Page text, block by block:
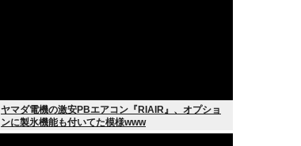
ヤマダ電機の激安PBエアコン『RIAIR』、オプショ
ンに製氷機能も付いてた模様www